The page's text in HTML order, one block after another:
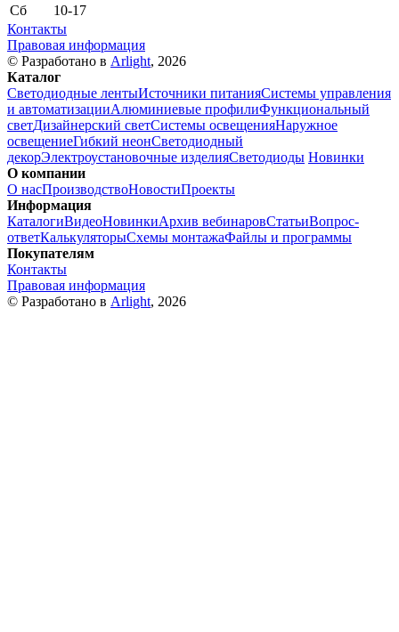
Сб
10-17
Контакты
Правовая информация
© Разработано в Arlight, 2026
Каталог
Светодиодные лентыИсточники питанияСистемы управления
и автоматизацииАлюминиевые профилиФункциональный
светДизайнерский светСистемы освещенияНаружное
освещениеГибкий неонСветодиодный
декорЭлектроустановочные изделияСветодиоды Новинки
О компании
О насПроизводствоНовостиПроекты
Информация
КаталогиВидеоНовинкиАрхив вебинаровСтатьиВопрос-
ответКалькуляторыСхемы монтажаФайлы и программы
Покупателям
Контакты
Правовая информация
© Разработано в Arlight, 2026